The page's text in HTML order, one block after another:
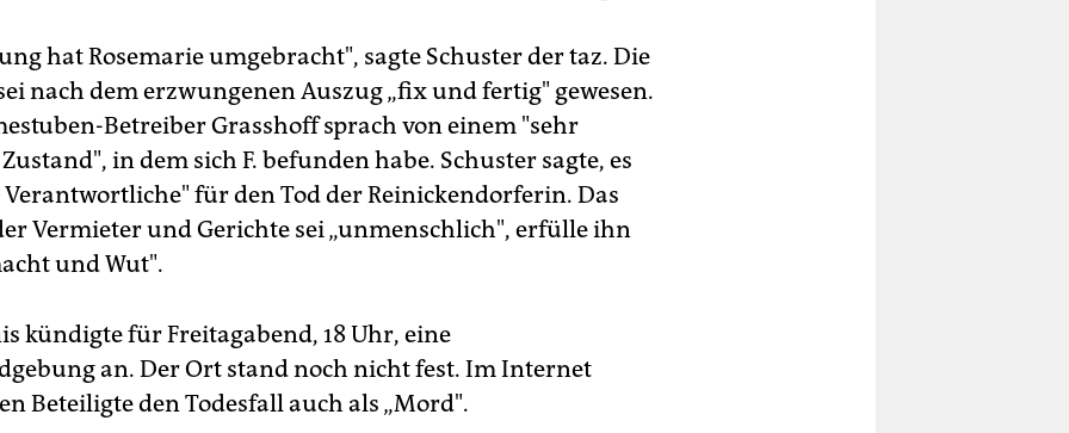
hat Rosemarie umgebracht", sagte Schuster der taz. Die
nach dem erzwungenen Auszug „fix und fertig" gewesen.
Betreiber Grasshoff sprach von einem "sehr
in dem sich F. befunden habe. Schuster sagte, es
Verantwortliche" für den Tod der Reinickendorferin. Das
Vermieter und Gerichte sei „unmenschlich", erfülle ihn
und Wut".
kündigte für Freitagabend, 18 Uhr, eine
an. Der Ort stand noch nicht fest. Im Internet
Beteiligte den Todesfall auch als „Mord".